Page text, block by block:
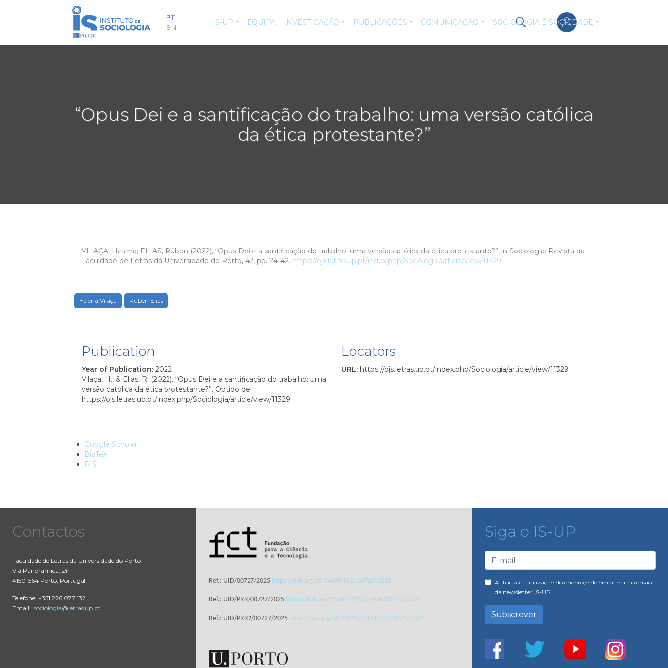
principal
PT
EN
IS-UP EQUIPA INVESTIGAÇÃO PUBLICAÇÕES COMUNICAÇÃO SOCIOLOGIA E SOCIEDADE
“Opus Dei e a santificação do trabalho: uma versão católica
da ética protestante?”
VILAÇA, Helena; ELIAS, Rúben (2022), “Opus Dei e a santificação do trabalho: uma versão católica da ética protestante?”, in Sociologia: Revista da
Faculdade de Letras da Universidade do Porto, 42, pp. 24-42. https://ojs.letras.up.pt/index.php/Sociologia/article/view/11329
Helena Vilaça Rúben Elias
Publication
Year of Publication: 2022
Vilaça, H., & Elias, R. (2022). “Opus Dei e a santificação do trabalho: uma
versão católica da ética protestante?”. Obtido de
https://ojs.letras.up.pt/index.php/Sociologia/article/view/11329
Locators
URL: https://ojs.letras.up.pt/index.php/Sociologia/article/view/11329
Google Scholar
BibTeX
RIS
Contactos
Faculdade de Letras da Universidade do Porto
Via Panorâmica, s/n
4150-564 Porto, Portugal
Telefone: +351 226 077 132
Email: isociologia@letras.up.pt
Ref.: UID/00727/2025 https://doi.org/10.54499/UID/00727/2025
Ref.: UID/PRR/00727/2025 https://doi.org/10.54499/UID/PRR/00727/2025
Ref.: UID/PRR2/00727/2025 https://doi.org/10.54499/UID/PRR2/00727/2025
Siga o IS-UP
Autorizo a utilização do endereço de email para o envio
da newsletter IS-UP.